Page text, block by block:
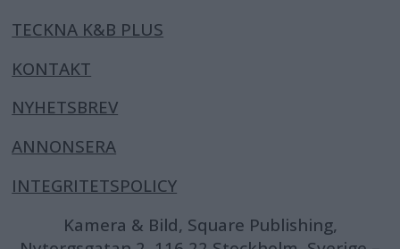
TECKNA K&B PLUS
KONTAKT
NYHETSBREV
ANNONSERA
INTEGRITETSPOLICY
Kamera & Bild, Square Publishing,